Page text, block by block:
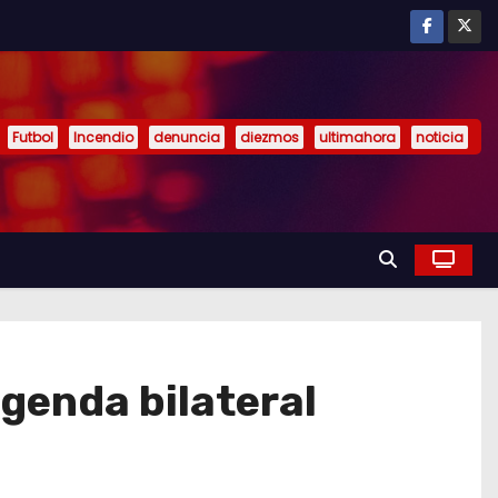
Futbol Incendio denuncia diezmos ultimahora noticia
bilateral